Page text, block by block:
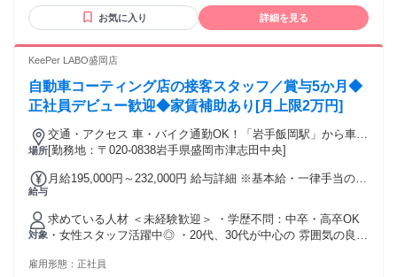
お気に入り 詳細を見る
KeePer LABO盛岡店
自動車コーティング店の接客スタッフ／賞与5か月◆
正社員デビュー歓迎◆家賃補助あり[月上限2万円]
場所
交通・アクセス 車・バイク通勤OK！「岩手飯岡駅」から車で
5分・「仙北町駅」から車10分・「盛岡駅」から車15分 ※矢
（さんさ）向かいの店舗
[勤務地：〒020-0838岩手県盛岡市津志田中央]
給与
月給195,000円～232,000円 給与詳細 ※基本給・一律手当の総
【一律手当】 全員に一律で支払われる通勤・皆勤・家族手当
金額：なし 全員に一律で支払われるその他手当金額：あり 1
ヶ月あたり1万5000円 ・昇給あり ・賞与年2回（前年度実績5
カ月） 【各種手当】 ・一律等級手当（15,000円） ・扶養手
対象
求めている人材 ＜未経験歓迎＞ ・学歴不問：中卒・高卒OK
・女性スタッフ活躍中◎ ・20代、30代が中心の 雰囲気の良い
倉庫内作業の経験者 【スタッフの声】 入社のきっかけは「先
雇用形態： 正社員